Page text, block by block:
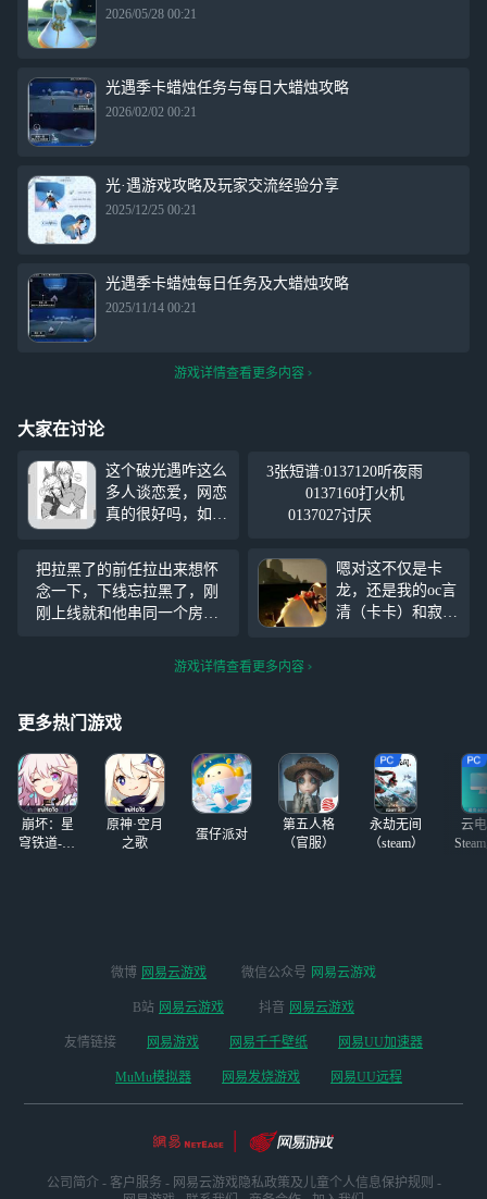
2026/05/28 00:21
光遇季卡蜡烛任务与每日大蜡烛攻略
2026/02/02 00:21
光·遇游戏攻略及玩家交流经验分享
2025/12/25 00:21
光遇季卡蜡烛每日任务及大蜡烛攻略
2025/11/14 00:21
游戏详情查看更多内容
大家在讨论
这个破光遇咋这么
多人谈恋爱，网恋
真的很好吗，如果
可以奔现的。因为
我发现大家网恋基
本上都是玩玩。心
累。
3张短谱:0137120听夜雨
0137160打火机
0137027讨厌
把拉黑了的前任拉出来想怀
念一下，下线忘拉黑了，刚
刚上线就和他串同一个房
有没有在线的，结果一个没
赶紧跳楼啊，现在我任务还
嗯对这不仅是卡
龙，还是我的oc言
清（卡卡）和寂九
生命体征）
游戏详情查看更多内容
更多热门游戏
崩坏：星
穹铁道-4.4
原神·空月
之歌
蛋仔派对
第五人格
（官服）
永劫无间
（steam）
云
微博 网易云游戏 微信公众号 网易云游戏
B站 网易云游戏 抖音 网易云游戏
友情链接 网易游戏 网易千千壁纸 网易UU加速器
MuMu模拟器 网易发烧游戏 网易UU远程
公司简介 - 客户服务 - 网易云游戏隐私政策及儿童个人信息保护规则 -